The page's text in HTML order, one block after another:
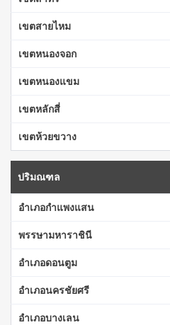
เขตสายไหม
เขตหนองจอก
เขตหนองแขม
เขตหลักสี่
เขตห้วยขวาง
ปริมณฑล
อำเภอกำแพงแสน
พรรษามหาราชินี
อำเภอดอนตูม
อำเภอนครชัยศรี
อำเภอบางเลน